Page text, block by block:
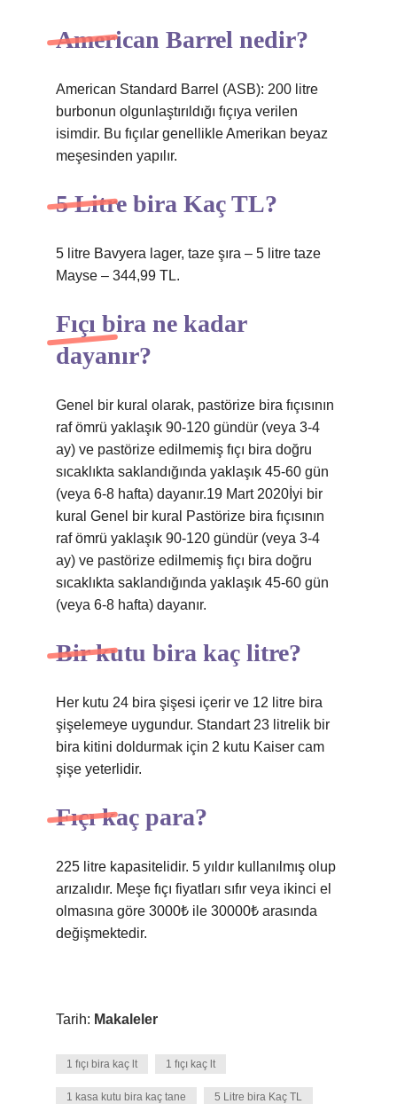
American Barrel nedir?
American Standard Barrel (ASB): 200 litre
burbonun olgunlaştırıldığı fıçıya verilen
isimdir. Bu fıçılar genellikle Amerikan beyaz
meşesinden yapılır.
5 Litre bira Kaç TL?
5 litre Bavyera lager, taze şıra – 5 litre taze
Mayse – 344,99 TL.
Fıçı bira ne kadar
dayanır?
Genel bir kural olarak, pastörize bira fıçısının
raf ömrü yaklaşık 90-120 gündür (veya 3-4
ay) ve pastörize edilmemiş fıçı bira doğru
sıcaklıkta saklandığında yaklaşık 45-60 gün
(veya 6-8 hafta) dayanır.19 Mart 2020İyi bir
kural Genel bir kural Pastörize bira fıçısının
raf ömrü yaklaşık 90-120 gündür (veya 3-4
ay) ve pastörize edilmemiş fıçı bira doğru
sıcaklıkta saklandığında yaklaşık 45-60 gün
(veya 6-8 hafta) dayanır.
Bir kutu bira kaç litre?
Her kutu 24 bira şişesi içerir ve 12 litre bira
şişelemeye uygundur. Standart 23 litrelik bir
bira kitini doldurmak için 2 kutu Kaiser cam
şişe yeterlidir.
Fıçı kaç para?
225 litre kapasitelidir. 5 yıldır kullanılmış olup
arızalıdır. Meşe fıçı fiyatları sıfır veya ikinci el
olmasına göre 3000₺ ile 30000₺ arasında
değişmektedir.
Tarih: Makaleler
1 fıçı bira kaç lt 1 fıçı kaç lt
1 kasa kutu bira kaç tane 5 Litre bira Kaç TL